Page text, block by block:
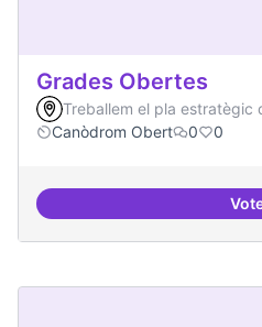
Grades Obertes
Treballem el pla estratègic
Canòdrom Obert
0 0